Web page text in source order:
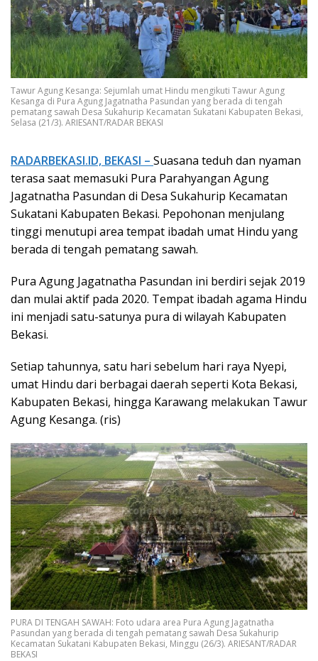
Tawur Agung Kesanga: Sejumlah umat Hindu mengikuti Tawur Agung
Kesanga di Pura Agung Jagatnatha Pasundan yang berada di tengah
pematang sawah Desa Sukahurip Kecamatan Sukatani Kabupaten Bekasi,
Selasa (21/3). ARIESANT/RADAR BEKASI
RADARBEKASI.ID, BEKASI – Suasana teduh dan nyaman
terasa saat memasuki Pura Parahyangan Agung
Jagatnatha Pasundan di Desa Sukahurip Kecamatan
Sukatani Kabupaten Bekasi. Pepohonan menjulang
tinggi menutupi area tempat ibadah umat Hindu yang
berada di tengah pematang sawah.
Pura Agung Jagatnatha Pasundan ini berdiri sejak 2019
dan mulai aktif pada 2020. Tempat ibadah agama Hindu
ini menjadi satu-satunya pura di wilayah Kabupaten
Bekasi.
Setiap tahunnya, satu hari sebelum hari raya Nyepi,
umat Hindu dari berbagai daerah seperti Kota Bekasi,
Kabupaten Bekasi, hingga Karawang melakukan Tawur
Agung Kesanga. (ris)
PURA DI TENGAH SAWAH: Foto udara area Pura Agung Jagatnatha
Pasundan yang berada di tengah pematang sawah Desa Sukahurip
Kecamatan Sukatani Kabupaten Bekasi, Minggu (26/3). ARIESANT/RADAR
BEKASI